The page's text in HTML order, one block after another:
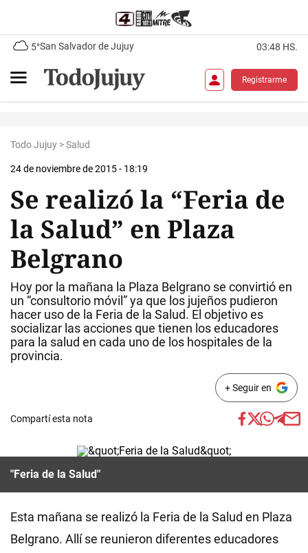
5°San Salvador de Jujuy 03:48 HS.
Registrarme
Todo Jujuy >Salud
24 de noviembre de 2015 - 18:19
Se realizó la “Feria de
la Salud” en Plaza
Belgrano
Hoy por la mañana la Plaza Belgrano se convirtió en
un “consultorio móvil” ya que los jujeños pudieron
hacer uso de la Feria de la Salud. El objetivo es
socializar las acciones que tienen los educadores
para la salud en cada uno de los hospitales de la
provincia.
+ Seguir en
Compartí esta nota
"Feria de la Salud"
Esta mañana se realizó la Feria de la Salud en Plaza
Belgrano. Allí se reunieron diferentes educadores